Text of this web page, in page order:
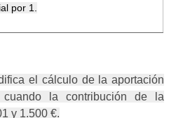
por 1.
el cálculo de la aportación
cuando la contribución de la
y 1.500 €.